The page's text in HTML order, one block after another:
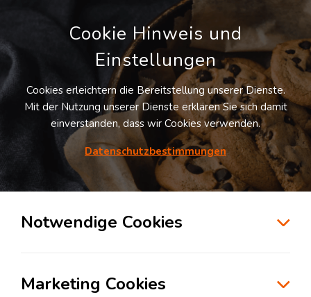
LOGIVISOR SUCHE
Treffer
Lagerflächen in Düsseldorf
Cookie Hinweis und
Einstellungen
Cookies erleichtern die Bereitstellung unserer Dienste.
Mit der Nutzung unserer Dienste erklären Sie sich damit
einverstanden, dass wir Cookies verwenden.
Datenschutzbestimmungen
Notwendige Cookies
Marketing Cookies